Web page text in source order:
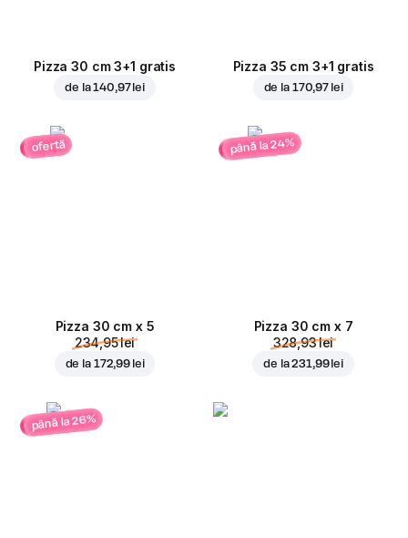
Pizza 30 cm 3+1 gratis
de la140,97 lei
Pizza 35 cm 3+1 gratis
de la 170,97 lei
ofertă
Pizza 30 cm x 5
234,95 lei
de la 172,99 lei
până la 24%
Pizza 30 cm x 7
328,93 lei
de la231,99 lei
până la 26%